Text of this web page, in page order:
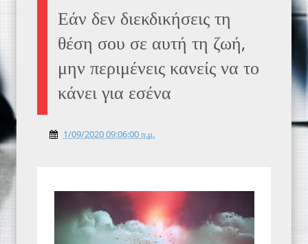
Εάν δεν διεκδικήσεις τη
θέση σου σε αυτή τη ζωή,
μην περιμένεις κανείς να το
κάνει για εσένα
1/09/2020 09:06:00 π.μ.